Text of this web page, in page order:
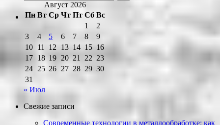
Август 2026
Пн Вт Ср Чт Пт Сб Вс
1
2
3
4 5 6 7 8
9
10 11 12 13 14 15 16
17 18 19 20 21 22 23
24 25 26 27 28 29 30
31
« Июл
Свежие записи
Современные технологии в металлообработке: как